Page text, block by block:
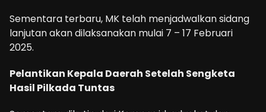
Sementara terbaru, MK telah menjadwalkan sidang
lanjutan akan dilaksanakan mulai 7 – 17 Februari
2025.
Pelantikan Kepala Daerah Setelah Sengketa
Hasil Pilkada Tuntas